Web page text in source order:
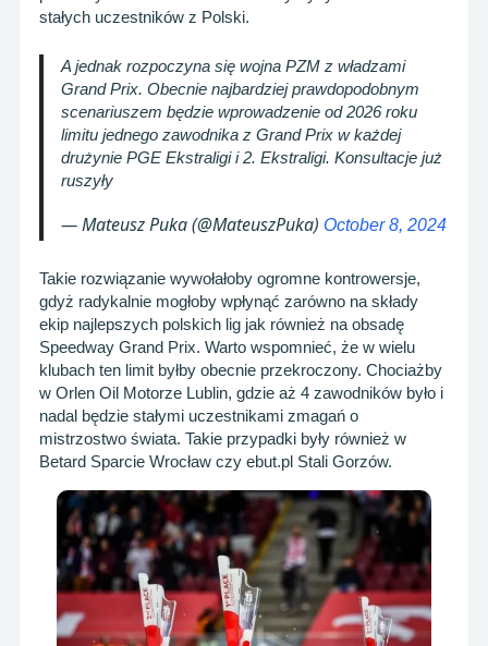
stałych uczestników z Polski.
A jednak rozpoczyna się wojna PZM z władzami
Grand Prix. Obecnie najbardziej prawdopodobnym
scenariuszem będzie wprowadzenie od 2026 roku
limitu jednego zawodnika z Grand Prix w każdej
drużynie PGE Ekstraligi i 2. Ekstraligi. Konsultacje już
ruszyły
— Mateusz Puka (@MateuszPuka) October 8, 2024
Takie rozwiązanie wywołałoby ogromne kontrowersje,
gdyż radykalnie mogłoby wpłynąć zarówno na składy
ekip najlepszych polskich lig jak również na obsadę
Speedway Grand Prix. Warto wspomnieć, że w wielu
klubach ten limit byłby obecnie przekroczony. Chociażby
w Orlen Oil Motorze Lublin, gdzie aż 4 zawodników było i
nadal będzie stałymi uczestnikami zmagań o
mistrzostwo świata. Takie przypadki były również w
Betard Sparcie Wrocław czy ebut.pl Stali Gorzów.